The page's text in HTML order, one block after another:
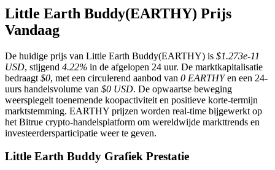
Futures met USDT als onderpand
Cryptocurrency-futures
Little Earth Buddy(EARTHY) Prijs
Vandaag
De huidige prijs van Little Earth Buddy(EARTHY) is $1.273e-11
USD, stijgend 4.22% in de afgelopen 24 uur. De marktkapitalisatie
bedraagt $0, met een circulerend aanbod van 0 EARTHYen een 24-
uurs handelsvolume van $0 USD. De opwaartse beweging
weerspiegelt toenemende koopactiviteit en positieve korte-termijn
marktstemming. EARTHY prijzen worden real-time bijgewerkt op
het Bitrue crypto-handelsplatform om wereldwijde markttrends en
investeerdersparticipatie weer te geven.
Little Earth Buddy Grafiek Prestatie